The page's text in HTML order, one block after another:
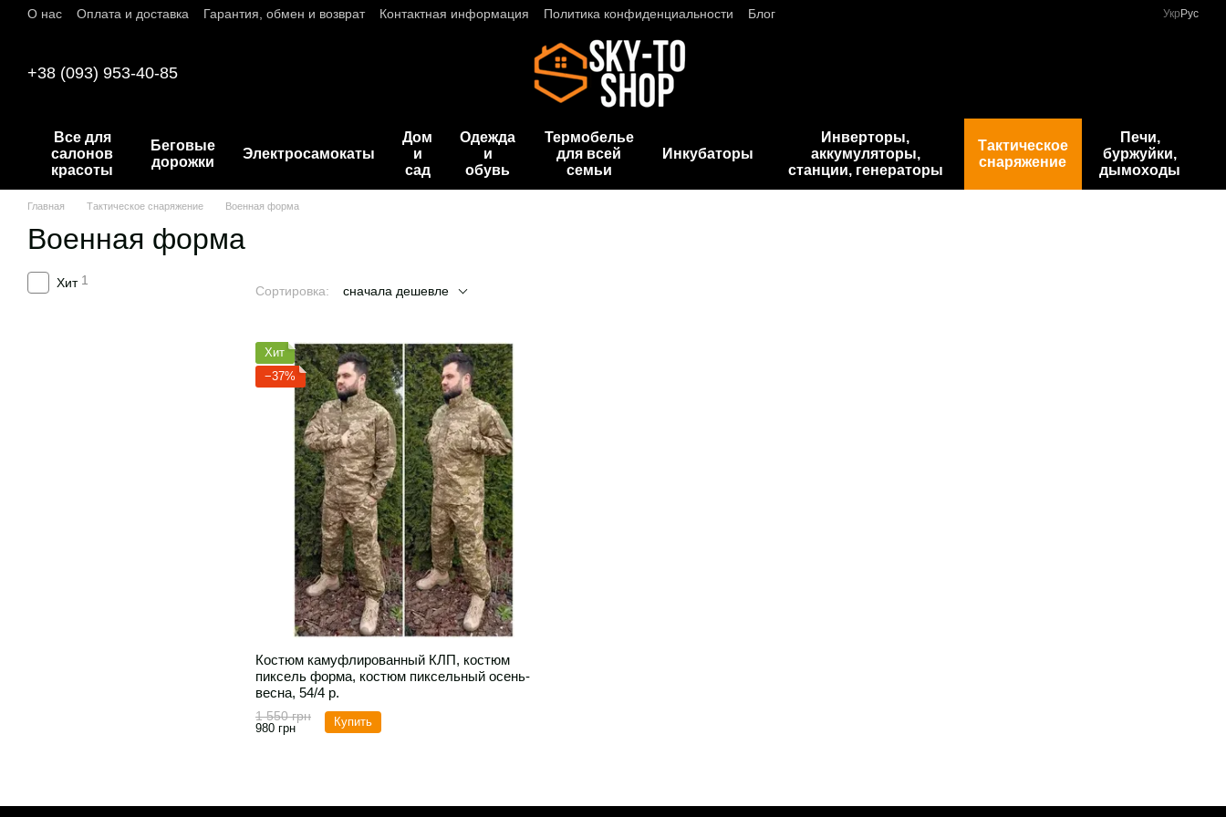
Перейти к основному контенту
О нас Оплата и доставка Гарантия, обмен и возврат Контактная информация Политика конфиденциальности Блог Укр Рус
+38 (093) 953-40-85
Все для
салонов
красоты
Беговые
дорожки
Электросамокаты
Дом
и
сад
Одежда
и
обувь
Термобелье
для всей
семьи
Инкубаторы
Инверторы,
аккумуляторы,
станции, генераторы
Тактическое
снаряжение
Печи,
буржуйки,
дымоходы
Главная Тактическое снаряжение Военная форма
Военная форма
Сортировка: сначала дешевле
Хит
−37%
Костюм камуфлированный КЛП, костюм
пиксель форма, костюм пиксельный осень-
весна, 54/4 р.
1 550 грн
980 грн Купить
Хит 1